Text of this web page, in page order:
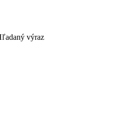
výraz